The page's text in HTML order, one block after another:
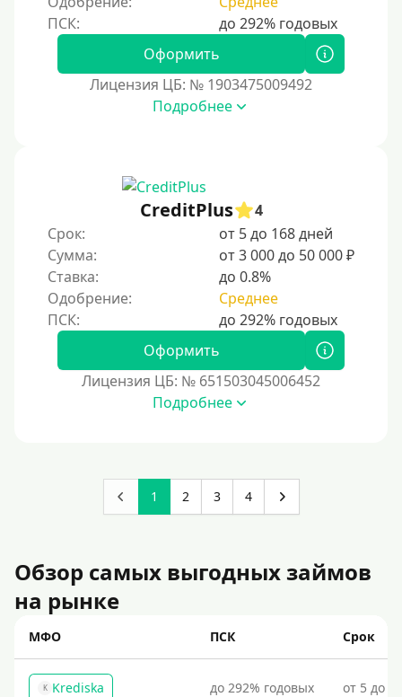
Оформить
Лицензия ЦБ: № 1903475009492
Подробнее
CreditPlus
4
Срок:
от 5 до 168 дней
Сумма:
от 3 000 до 50 000 ₽
Ставка:
до 0.8%
Одобрение:
Среднее
Оформить
Лицензия ЦБ: № 651503045006452
Подробнее
1 2 3 4
Обзор самых выгодных займов
на рынке
МФО ПСК Срок
K Krediska до 292% годовых от 5 до